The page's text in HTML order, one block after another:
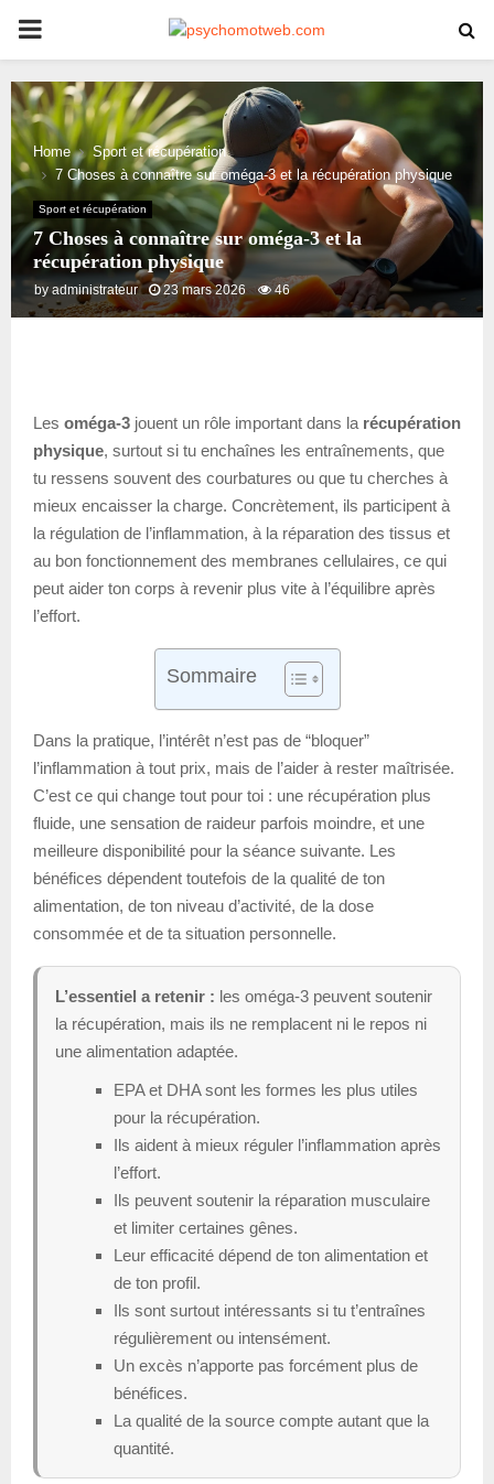
PRIMARY
MENU
Home
Sport et récupération
7 Choses à connaître sur oméga-3 et la récupération physique
Sport et récupération
7 Choses à connaître sur oméga-3 et la
récupération physique
by administrateur 23 mars 2026 46
Les oméga-3 jouent un rôle important dans la récupération
physique, surtout si tu enchaînes les entraînements, que
tu ressens souvent des courbatures ou que tu cherches à
mieux encaisser la charge. Concrètement, ils participent à
la régulation de l’inflammation, à la réparation des tissus et
au bon fonctionnement des membranes cellulaires, ce qui
peut aider ton corps à revenir plus vite à l’équilibre après
l’effort.
Sommaire
Dans la pratique, l’intérêt n’est pas de “bloquer”
l’inflammation à tout prix, mais de l’aider à rester maîtrisée.
C’est ce qui change tout pour toi : une récupération plus
fluide, une sensation de raideur parfois moindre, et une
meilleure disponibilité pour la séance suivante. Les
bénéfices dépendent toutefois de la qualité de ton
alimentation, de ton niveau d’activité, de la dose
consommée et de ta situation personnelle.
L’essentiel a retenir : les oméga-3 peuvent soutenir
la récupération, mais ils ne remplacent ni le repos ni
une alimentation adaptée.
EPA et DHA sont les formes les plus utiles
pour la récupération.
Ils aident à mieux réguler l’inflammation après
l’effort.
Ils peuvent soutenir la réparation musculaire
et limiter certaines gênes.
Leur efficacité dépend de ton alimentation et
de ton profil.
Ils sont surtout intéressants si tu t’entraînes
régulièrement ou intensément.
Un excès n’apporte pas forcément plus de
bénéfices.
La qualité de la source compte autant que la
quantité.